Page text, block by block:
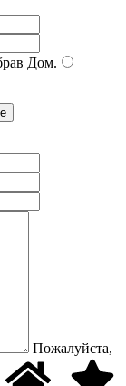
Дом.
Пожалуйста,